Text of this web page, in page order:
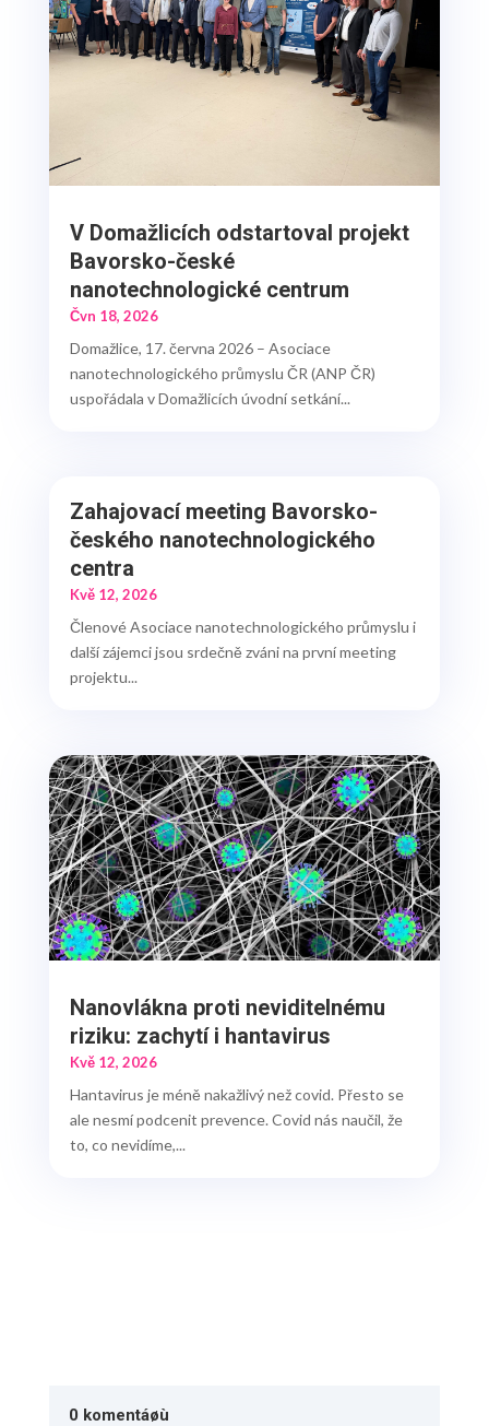
V Domažlicích odstartoval projekt
Bavorsko-české
nanotechnologické centrum
Čvn 18, 2026
Domažlice, 17. června 2026 – Asociace
nanotechnologického průmyslu ČR (ANP ČR)
uspořádala v Domažlicích úvodní setkání...
Zahajovací meeting Bavorsko-
českého nanotechnologického
centra
Kvě 12, 2026
Členové Asociace nanotechnologického průmyslu i
další zájemci jsou srdečně zváni na první meeting
projektu...
Nanovlákna proti neviditelnému
riziku: zachytí i hantavirus
Kvě 12, 2026
Hantavirus je méně nakažlivý než covid. Přesto se
ale nesmí podcenit prevence. Covid nás naučil, že
to, co nevidíme,...
0 komentáøù